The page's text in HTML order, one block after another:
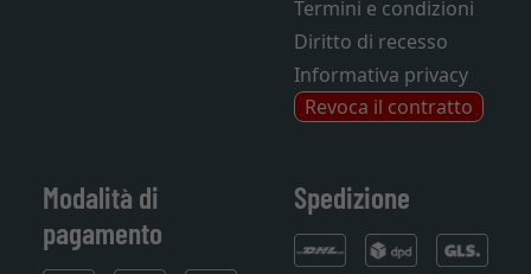
Termini e condizioni
Diritto di recesso
Informativa privacy
Revoca il contratto
Modalità di
pagamento
Spedizione